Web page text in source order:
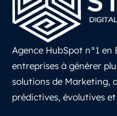
Agence HubSpot n°1 en
entreprises à générer
solutions de Marketing,
prédictives, évolutives